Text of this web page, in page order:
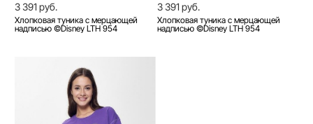
3 391 руб.
Хлопковая туника с мерцающей
надписью ©Disney LTH 954
3 391 руб.
Хлопковая туника с мерцающей
надписью ©Disney LTH 954